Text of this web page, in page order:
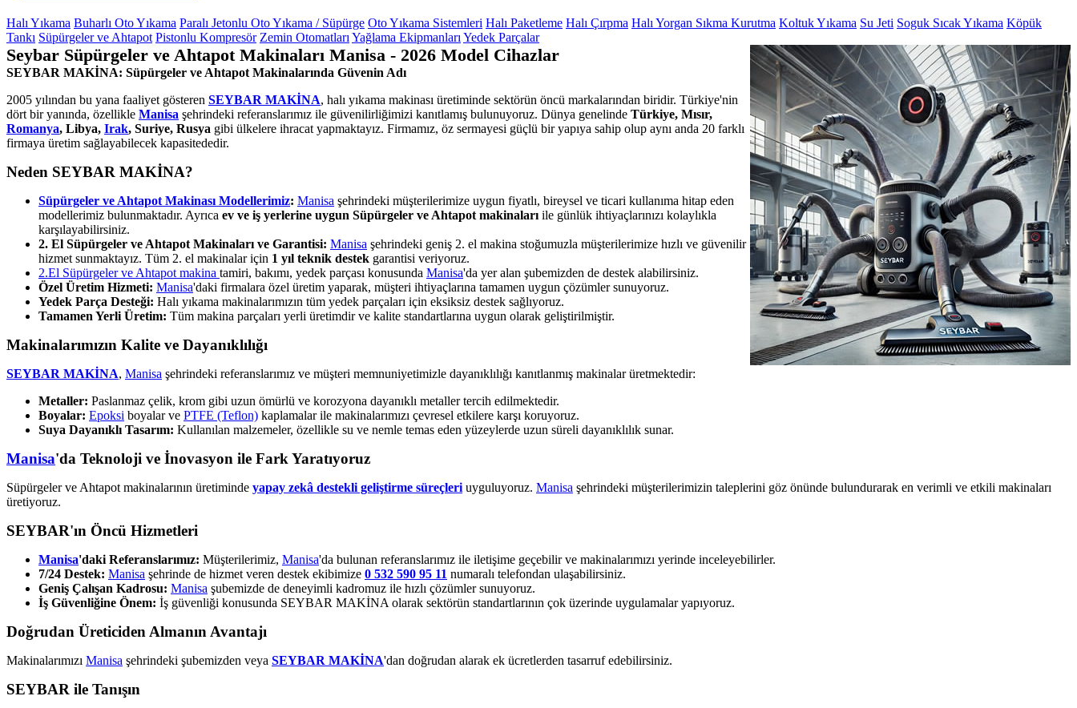
Halı Yıkama Buharlı Oto Yıkama Paralı Jetonlu Oto Yıkama / Süpürge Oto Yıkama Sistemleri Halı Paketleme Halı Çırpma Halı Yorgan Sıkma Kurutma Koltuk Yıkama Su Jeti Soguk Sıcak Yıkama Köpük
Tankı Süpürgeler ve Ahtapot Pistonlu Kompresör Zemin Otomatları Yağlama Ekipmanları Yedek Parçalar
Seybar Süpürgeler ve Ahtapot Makinaları Manisa - 2026 Model Cihazlar
SEYBAR MAKİNA: Süpürgeler ve Ahtapot Makinalarında Güvenin Adı
2005 yılından bu yana faaliyet gösteren SEYBAR MAKİNA, halı yıkama makinası üretiminde sektörün öncü markalarından biridir. Türkiye'nin
dört bir yanında, özellikle Manisa şehrindeki referanslarımız ile güvenilirliğimizi kanıtlamış bulunuyoruz. Dünya genelinde Türkiye, Mısır,
Romanya, Libya, Irak, Suriye, Rusya gibi ülkelere ihracat yapmaktayız. Firmamız, öz sermayesi güçlü bir yapıya sahip olup aynı anda 20 farklı
firmaya üretim sağlayabilecek kapasitededir.
Neden SEYBAR MAKİNA?
Süpürgeler ve Ahtapot Makinası Modellerimiz: Manisa şehrindeki müşterilerimize uygun fiyatlı, bireysel ve ticari kullanıma hitap eden
modellerimiz bulunmaktadır. Ayrıca ev ve iş yerlerine uygun Süpürgeler ve Ahtapot makinaları ile günlük ihtiyaçlarınızı kolaylıkla
karşılayabilirsiniz.
2. El Süpürgeler ve Ahtapot Makinaları ve Garantisi: Manisa şehrindeki geniş 2. el makina stoğumuzla müşterilerimize hızlı ve güvenilir
hizmet sunmaktayız. Tüm 2. el makinalar için 1 yıl teknik destek garantisi veriyoruz.
2.El Süpürgeler ve Ahtapot makina tamiri, bakımı, yedek parçası konusunda Manisa'da yer alan şubemizden de destek alabilirsiniz.
Özel Üretim Hizmeti: Manisa'daki firmalara özel üretim yaparak, müşteri ihtiyaçlarına tamamen uygun çözümler sunuyoruz.
Yedek Parça Desteği: Halı yıkama makinalarımızın tüm yedek parçaları için eksiksiz destek sağlıyoruz.
Tamamen Yerli Üretim: Tüm makina parçaları yerli üretimdir ve kalite standartlarına uygun olarak geliştirilmiştir.
Makinalarımızın Kalite ve Dayanıklılığı
SEYBAR MAKİNA, Manisa şehrindeki referanslarımız ve müşteri memnuniyetimizle dayanıklılığı kanıtlanmış makinalar üretmektedir:
Metaller: Paslanmaz çelik, krom gibi uzun ömürlü ve korozyona dayanıklı metaller tercih edilmektedir.
Boyalar: Epoksi boyalar ve PTFE (Teflon) kaplamalar ile makinalarımızı çevresel etkilere karşı koruyoruz.
Suya Dayanıklı Tasarım: Kullanılan malzemeler, özellikle su ve nemle temas eden yüzeylerde uzun süreli dayanıklılık sunar.
Manisa'da Teknoloji ve İnovasyon ile Fark Yaratıyoruz
Süpürgeler ve Ahtapot makinalarının üretiminde yapay zekâ destekli geliştirme süreçleri uyguluyoruz. Manisa şehrindeki müşterilerimizin taleplerini göz önünde bulundurarak en verimli ve etkili makinaları
üretiyoruz.
SEYBAR'ın Öncü Hizmetleri
Manisa'daki Referanslarımız: Müşterilerimiz, Manisa'da bulunan referanslarımız ile iletişime geçebilir ve makinalarımızı yerinde inceleyebilirler.
7/24 Destek: Manisa şehrinde de hizmet veren destek ekibimize 0 532 590 95 11 numaralı telefondan ulaşabilirsiniz.
Geniş Çalışan Kadrosu: Manisa şubemizde de deneyimli kadromuz ile hızlı çözümler sunuyoruz.
İş Güvenliğine Önem: İş güvenliği konusunda SEYBAR MAKİNA olarak sektörün standartlarının çok üzerinde uygulamalar yapıyoruz.
Doğrudan Üreticiden Almanın Avantajı
Makinalarımızı Manisa şehrindeki şubemizden veya SEYBAR MAKİNA'dan doğrudan alarak ek ücretlerden tasarruf edebilirsiniz.
SEYBAR ile Tanışın